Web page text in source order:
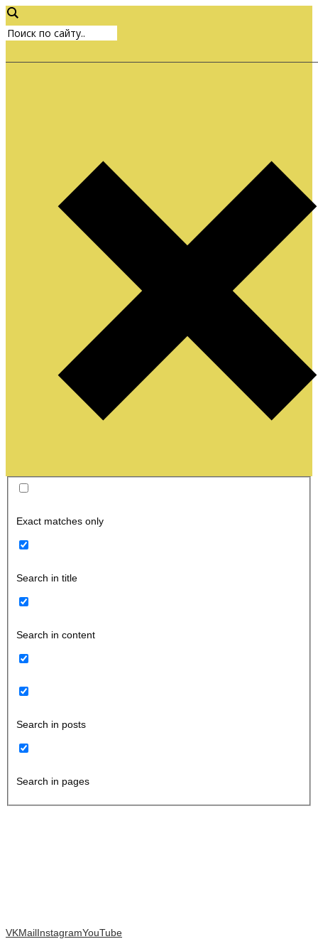
Exact matches only
Search in title
Search in content
Search in posts
Search in pages
VKMailInstagramYouTube